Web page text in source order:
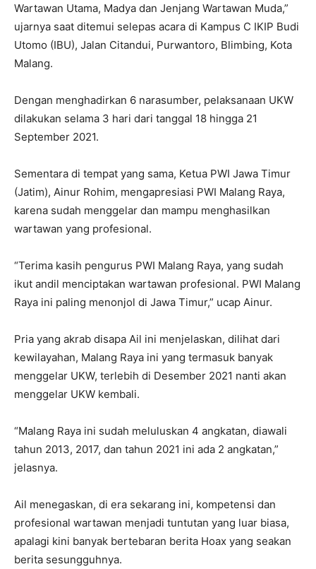
Wartawan Utama, Madya dan Jenjang Wartawan Muda,”
ujarnya saat ditemui selepas acara di Kampus C IKIP Budi
Utomo (IBU), Jalan Citandui, Purwantoro, Blimbing, Kota
Malang.
Dengan menghadirkan 6 narasumber, pelaksanaan UKW
dilakukan selama 3 hari dari tanggal 18 hingga 21
September 2021.
Sementara di tempat yang sama, Ketua PWI Jawa Timur
(Jatim), Ainur Rohim, mengapresiasi PWI Malang Raya,
karena sudah menggelar dan mampu menghasilkan
wartawan yang profesional.
“Terima kasih pengurus PWI Malang Raya, yang sudah
ikut andil menciptakan wartawan profesional. PWI Malang
Raya ini paling menonjol di Jawa Timur,” ucap Ainur.
Pria yang akrab disapa Ail ini menjelaskan, dilihat dari
kewilayahan, Malang Raya ini yang termasuk banyak
menggelar UKW, terlebih di Desember 2021 nanti akan
menggelar UKW kembali.
“Malang Raya ini sudah meluluskan 4 angkatan, diawali
tahun 2013, 2017, dan tahun 2021 ini ada 2 angkatan,”
jelasnya.
Ail menegaskan, di era sekarang ini, kompetensi dan
profesional wartawan menjadi tuntutan yang luar biasa,
apalagi kini banyak bertebaran berita Hoax yang seakan
berita sesungguhnya.